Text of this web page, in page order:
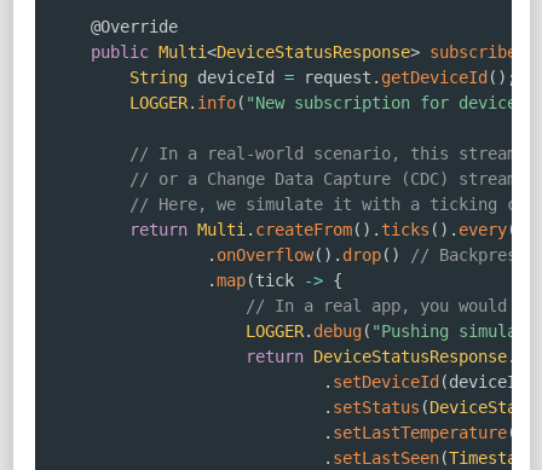
@Override
public Multi<DeviceStatusResponse>
String deviceId = request . getDeviceId ( ) ;
LOGGER. info( "New subscription for device
// In a real-world scenario, this stream
// or a Change Data Capture (CDC) stream
// Here, we simulate it with a ticking
return Multi . createFrom( ) . ticks ( ) . every(
. onOverflow( ) . drop( )
//
.map(tick -> {
// In a real app, you would
LOGGER. debug( "Pushing
return DeviceStatusResponse.
. setDeviceId (deviceId
. setStatus (
. setLastTemperature(
. setLastSeen(Timestamp